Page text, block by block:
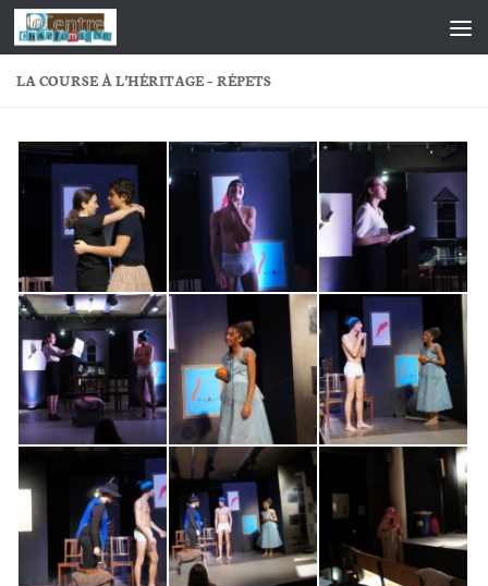
Skip to content
LA COURSE À L’HÉRITAGE – RÉPETS